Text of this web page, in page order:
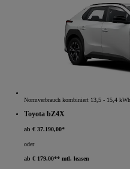
Normverbrauch kombiniert 13,5 - 15,4
Toyota bZ4X
ab € 37.190,00*
oder
ab € 179,00** mtl. leasen